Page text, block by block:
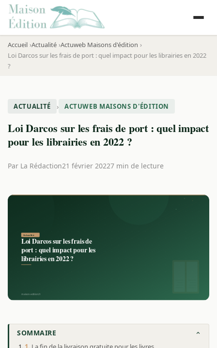
Accueil Actualité Actuweb Maisons d'édition
Loi Darcos sur les frais de port : quel impact pour les librairies en 2022
?
ACTUALITÉ › ACTUWEB MAISONS D'ÉDITION
Loi Darcos sur les frais de port : quel impact
pour les librairies en 2022 ?
Par La Rédaction21 février 20227 min de lecture
SOMMAIRE